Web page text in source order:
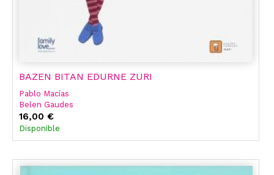
BAZEN BITAN EDURNE ZURI
Pablo Macías
Belen Gaudes
16,00 €
Disponible